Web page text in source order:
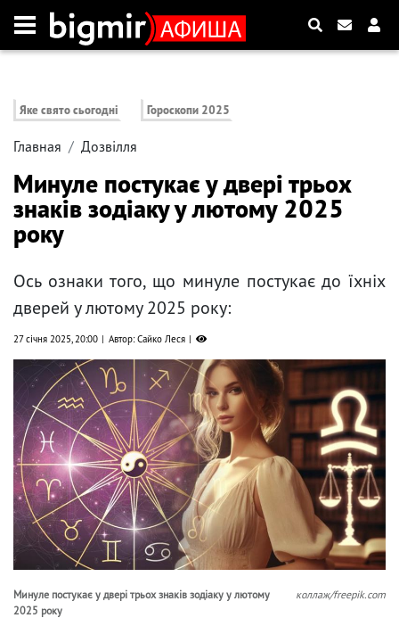
Яке свято сьогодні Гороскопи 2025
Главная Дозвілля
Минуле постукає у двері трьох
знаків зодіаку у лютому 2025
року
Ось ознаки того, що минуле постукає до їхніх
дверей у лютому 2025 року:
27 січня 2025, 20:00 Автор: Сайко Леся
Минуле постукає у двері трьох знаків зодіаку у лютому
2025 року
коллаж/freepik.com